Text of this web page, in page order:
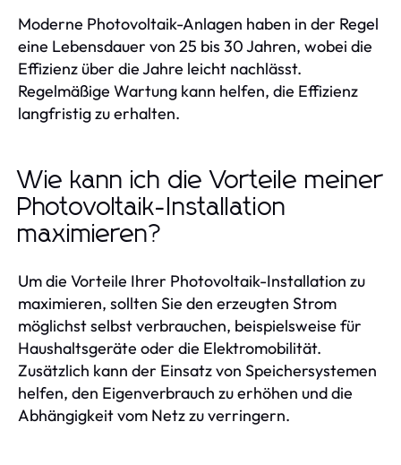
Moderne Photovoltaik-Anlagen haben in der Regel
eine Lebensdauer von 25 bis 30 Jahren, wobei die
Effizienz über die Jahre leicht nachlässt.
Regelmäßige Wartung kann helfen, die Effizienz
langfristig zu erhalten.
Wie kann ich die Vorteile meiner
Photovoltaik-Installation
maximieren?
Um die Vorteile Ihrer Photovoltaik-Installation zu
maximieren, sollten Sie den erzeugten Strom
möglichst selbst verbrauchen, beispielsweise für
Haushaltsgeräte oder die Elektromobilität.
Zusätzlich kann der Einsatz von Speichersystemen
helfen, den Eigenverbrauch zu erhöhen und die
Abhängigkeit vom Netz zu verringern.